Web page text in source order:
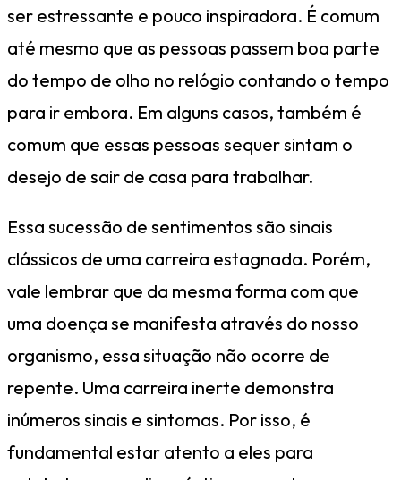
ser estressante e pouco inspiradora. É comum
até mesmo que as pessoas passem boa parte
do tempo de olho no relógio contando o tempo
para ir embora. Em alguns casos, também é
comum que essas pessoas sequer sintam o
desejo de sair de casa para trabalhar.
Essa sucessão de sentimentos são sinais
clássicos de uma carreira estagnada. Porém,
vale lembrar que da mesma forma com que
uma doença se manifesta através do nosso
organismo, essa situação não ocorre de
repente. Uma carreira inerte demonstra
inúmeros sinais e sintomas. Por isso, é
fundamental estar atento a eles para